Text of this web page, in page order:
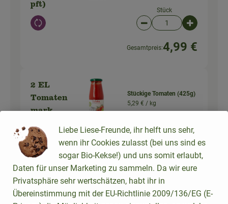
pft)
Auswahl ändern
Stück
Artikelanzahl
Gesamtpreis:4,99 €
2 EL
Tomaten
mark
Auswahl ändern
Stückige Tomaten (425g)
5,29 € / kg
Stück
Artikelanzahl
Gesamtpreis:2,25 €
Liebe Liese-Freunde, ihr helft uns sehr,
wenn ihr Cookies zulasst (bei uns sind es
sogar Bio-Kekse!) und uns somit erlaubt,
Daten für unser Marketing zu sammeln. Da wir eure
Privatsphäre sehr wertschätzen, habt ihr in
Übereinstimmung mit der EU-Richtlinie 2009/136/EG (E-